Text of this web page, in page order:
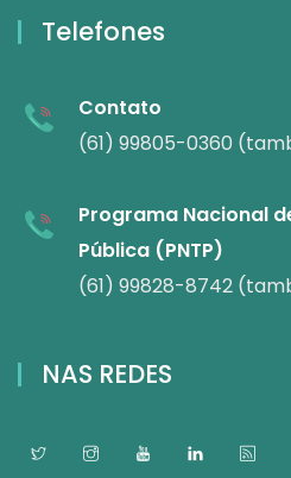
Telefones
Contato
(61) 99805-0360
Programa Nacional
Pública (PNTP)
(61) 99828-8742
NAS REDES